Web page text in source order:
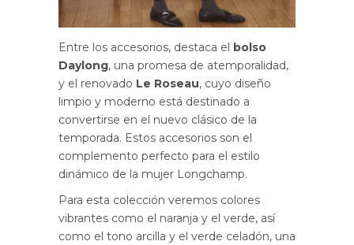
Entre los accesorios, destaca el
bolso
Daylong, una promesa de atemporalidad,
y el renovado Le Roseau, cuyo diseño
limpio y moderno está destinado a
convertirse en el nuevo clásico de la
temporada. Estos accesorios son el
complemento perfecto para el estilo
dinámico de la mujer Longchamp.
Para esta colección veremos colores
vibrantes como el naranja y el verde, así
como el tono arcilla y el verde celadón, una